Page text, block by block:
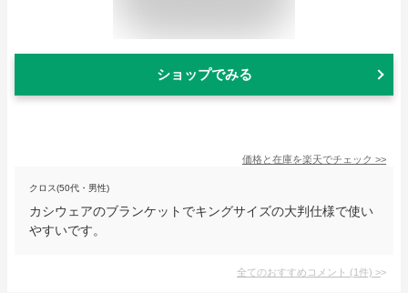
ショップでみる
価格と在庫を楽天でチェック >>
クロス(50代・男性)
カシウェアのブランケットでキングサイズの大判仕様で使い
やすいです。
全てのおすすめコメント (1件) >